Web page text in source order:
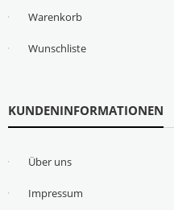
Warenkorb
Wunschliste
KUNDENINFORMATIONEN
Über uns
Impressum